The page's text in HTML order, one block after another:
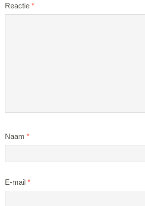
Reactie *
Naam *
E-mail *